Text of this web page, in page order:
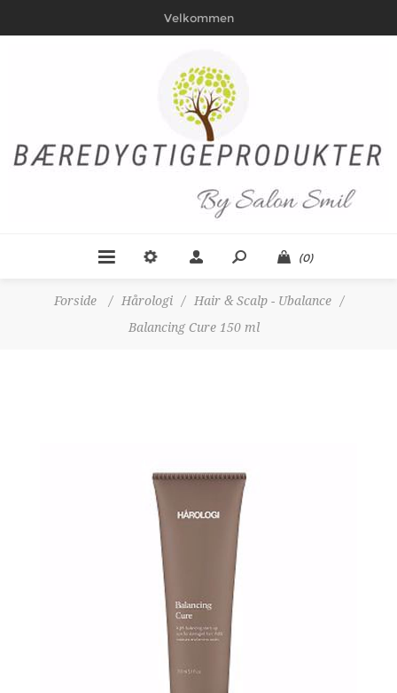
Velkommen
(0)
Forside / Hårologi / Hair & Scalp - Ubalance
/
Balancing Cure 150 ml